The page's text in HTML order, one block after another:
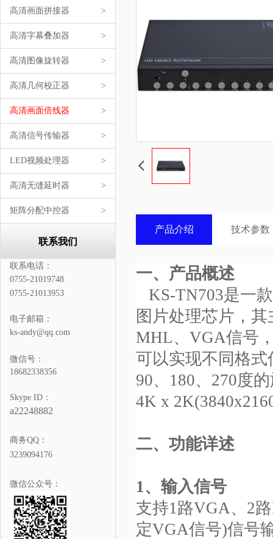
>
高清画面拼接器
>
高清字幕叠加器
>
高清图像旋转器
>
高清几何校正器
>
高清画面倍线器
>
高清信号传输器
>
LED视频处理器
>
高清无缝延时器
>
矩阵分配中控器
联系我们
联系电话：
0755-21019748
0755-21013953
电子邮箱：
ks-andy@qq.com
微信号：
18682338356
Skype ID：
a22248882
商务QQ：
3239094176
微信公众号：
产品介绍 技术参数
一、产品概述
KS-TN703是一
图片处理芯片，
MHL、VGA信号
可以实现不同格
90、180、270度
4K x
二、功能详述
1、输入信号
支持1路VGA、2
定VGA信号)信号